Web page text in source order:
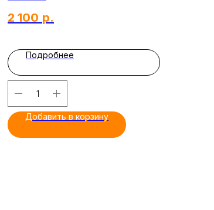
2 100 р.
Подробнее
Добавить в корзину